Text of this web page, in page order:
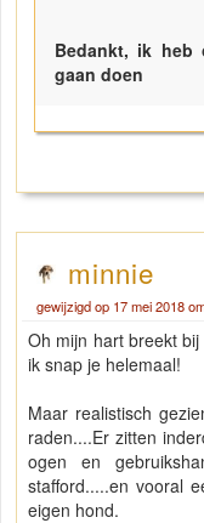
Bedankt, ik
gaan doen
minnie
gewijzigd op 17 mei 2018
Oh mijn hart breekt
ik snap je helemaal!
Maar realistisch
raden....Er zitten
ogen en
stafford.....en vooral
eigen hond.